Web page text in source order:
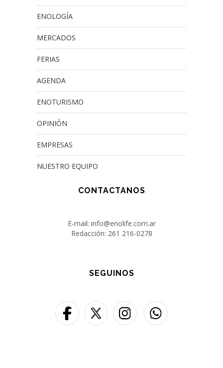
ENOLOGÍA
MERCADOS
FERIAS
AGENDA
ENOTURISMO
OPINIÓN
EMPRESAS
NUESTRO EQUIPO
CONTACTANOS
E-mail: info@enolife.com.ar
Redacción: 261 216-0278
SEGUINOS